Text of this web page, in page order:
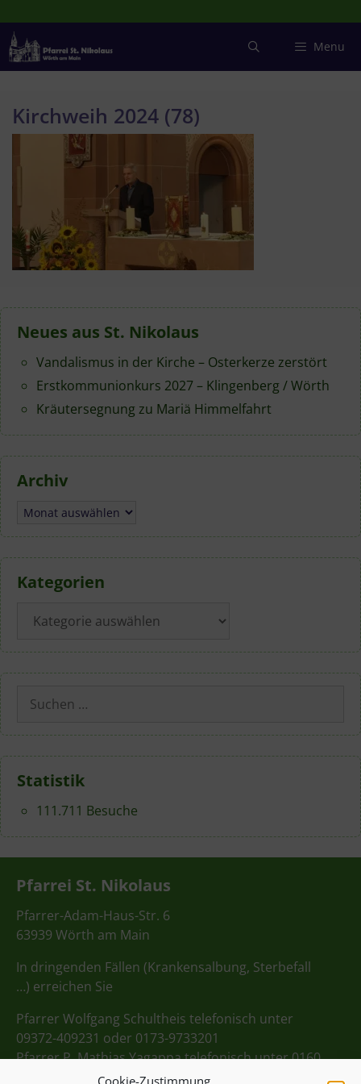
Cookie-Zustimmung
Inhalt
springen
Menu
Kirchweih 2024 (78)
Neues aus St. Nikolaus
Vandalismus in der Kirche – Osterkerze zerstört
Erstkommunionkurs 2027 – Klingenberg / Wörth
Kräutersegnung zu Mariä Himmelfahrt
Archiv
Archiv
Kategorien
Suchen
nach:
Statistik
111.711 Besuche
Pfarrei St. Nikolaus
Pfarrer-Adam-Haus-Str. 6
63939 Wörth am Main
In dringenden Fällen (Krankensalbung, Sterbefall
…) erreichen Sie
Pfarrer Wolfgang Schultheis telefonisch unter
09372-409231 oder 0173-9733201
Pfarrer P. Mathias Yagappa telefonisch unter 0160